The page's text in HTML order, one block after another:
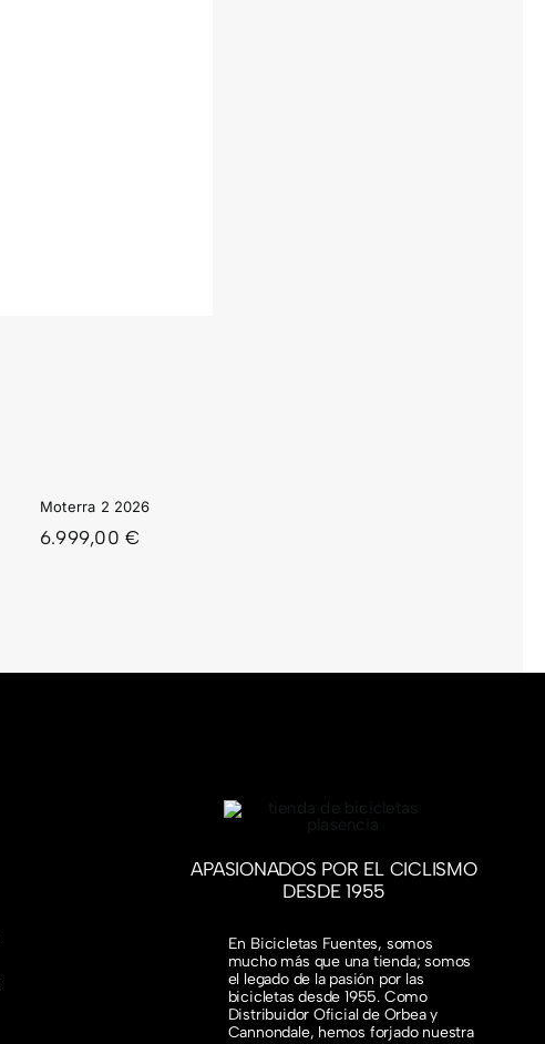
Moterra 2 2026
6.999,00€
APASIONADOS POR EL CICLISMO
DESDE 1955
En Bicicletas Fuentes, somos
mucho más que una tienda; somos
el legado de la pasión por las
bicicletas desde 1955. Como
Distribuidor Oficial de Orbea y
Cannondale, hemos forjado nuestra